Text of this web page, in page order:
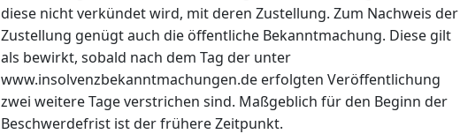
diese nicht verkündet wird, mit deren Zustellung. Zum Nachweis der
Zustellung genügt auch die öffentliche Bekanntmachung. Diese gilt
als bewirkt, sobald nach dem Tag der unter
www.insolvenzbekanntmachungen.de erfolgten Veröffentlichung
zwei weitere Tage verstrichen sind. Maßgeblich für den Beginn der
Beschwerdefrist ist der frühere Zeitpunkt.